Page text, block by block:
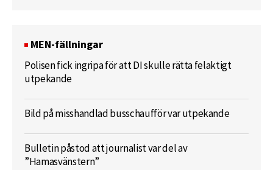
MEN-fällningar
Polisen fick ingripa för att DI skulle rätta felaktigt
utpekande
Bild på misshandlad busschaufför var utpekande
Bulletin påstod att journalist var del av
”Hamasvänstern”